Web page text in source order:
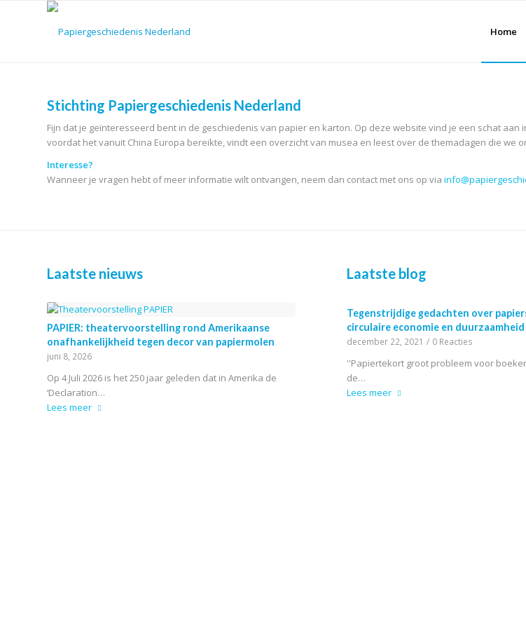
Home
Stichting Papiergeschiedenis Nederland
Fijn dat je geïnteresseerd bent in de geschiedenis van papier en karton. Op deze website vind je een schat
voordat het vanuit China Europa bereikte, vindt een overzicht van musea en leest over de themadagen die we
Interesse?
Wanneer je vragen hebt of meer informatie wilt ontvangen, neem dan contact met ons op via
Laatste nieuws
PAPIER: theatervoorstelling rond Amerikaanse
onafhankelijkheid tegen decor van papiermolen
juni 8, 2026
Op 4 Juli 2026 is het 250 jaar geleden dat in Amerika de
‘Declaration…
Lees meer
Laatste blog
Tegenstrijdige gedachten over
circulaire economie en duurzaamheid
december 22, 2021 / 0 Reacties
''Papiertekort groot probleem voor
de…
Lees meer